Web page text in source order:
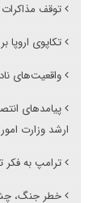
توقف
تکاپوی اروپا
واقعیت‌های
پیامدهای
ارشد وزارت
ترامپ به فکر
خطر جنگ،